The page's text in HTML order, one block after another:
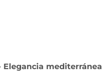
Elegancia mediterránea